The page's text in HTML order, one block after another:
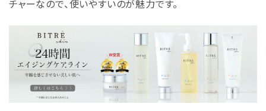
チャーなので、使いやすいのが魅力です。